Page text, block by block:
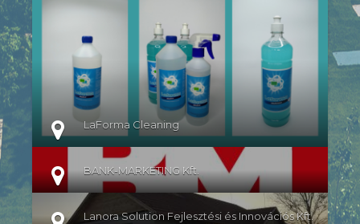
RÉSZLETEK
LaForma Cleaning
BANK-MARKETING Kft.
Lanora Solution Fejlesztési és Innovációs Kft.